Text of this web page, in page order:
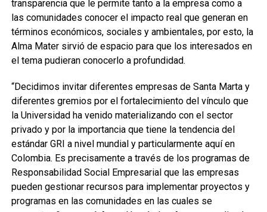
transparencia que le permite tanto a la empresa como a
las comunidades conocer el impacto real que generan en
términos económicos, sociales y ambientales, por esto, la
Alma Mater sirvió de espacio para que los interesados en
el tema pudieran conocerlo a profundidad.
“Decidimos invitar diferentes empresas de Santa Marta y
diferentes gremios por el fortalecimiento del vínculo que
la Universidad ha venido materializando con el sector
privado y por la importancia que tiene la tendencia del
estándar GRI a nivel mundial y particularmente aquí en
Colombia. Es precisamente a través de los programas de
Responsabilidad Social Empresarial que las empresas
pueden gestionar recursos para implementar proyectos y
programas en las comunidades en las cuales se